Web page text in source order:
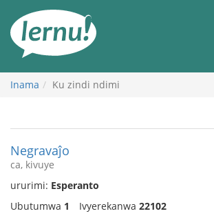
rupapuro
rw'ibirimwo
Inama Ku zindi ndimi
Negravaĵo
ca, kivuye
ururimi: Esperanto
Ubutumwa 1 Ivyerekanwa 22102